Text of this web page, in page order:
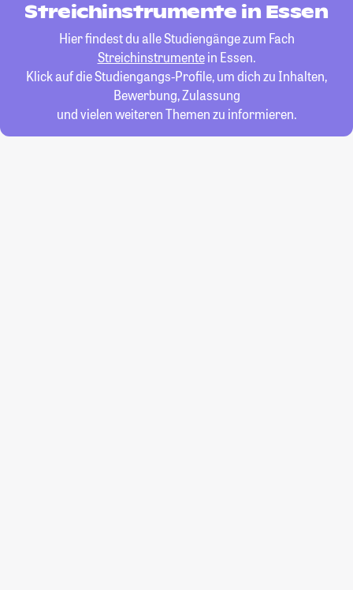
Streichinstrumente in Essen
Hier findest du alle Studiengänge zum Fach
Streichinstrumentein Essen.
Klick auf die Studiengangs-Profile, um dich zu Inhalten,
Bewerbung, Zulassung
und vielen weiteren Themen zu informieren.